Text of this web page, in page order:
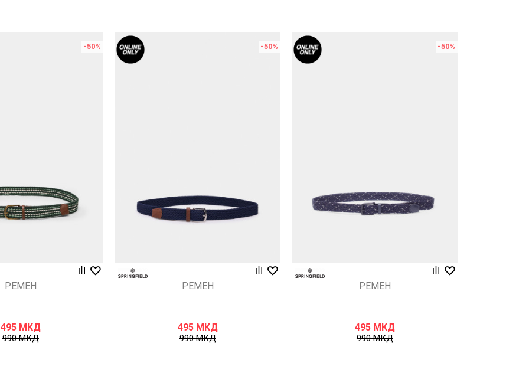
-50%
РЕМЕН
495 МКД
990МКД
-50%
РЕМЕН
495 МКД
990МКД
-50%
РЕМЕН
495 МКД
990МКД